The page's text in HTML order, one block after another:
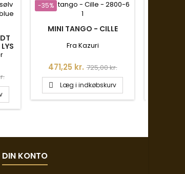
-35%
MINI TANGO - CILLE
Fra Kazuri
Pris
471,25 kr. Normalpris
725,00 kr.
 Læg i indkøbskurv
DIN KONTO